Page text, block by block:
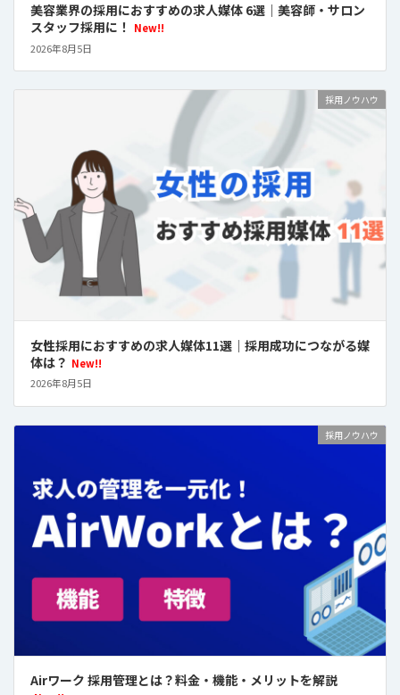
美容業界の採用におすすめの求人媒体 6選｜美容師・サロン
スタッフ採用に！
New!!
2026年8月5日
採用ノウハウ
女性採用におすすめの求人媒体11選｜採用成功につながる媒
体は？ New!!
2026年8月5日
採用ノウハウ
Airワーク 採用管理とは？料金・機能・メリットを解説